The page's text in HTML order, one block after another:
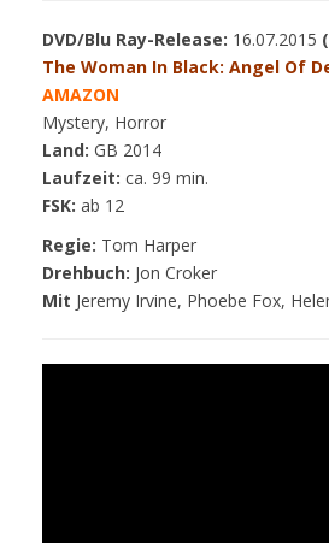
DVD/Blu Ray-Release: 16.07.2015
The Woman In Black: Angel Of
AMAZON
Mystery, Horror
Land: GB 2014
Laufzeit: ca. 99 min.
FSK: ab 12
Regie: Tom Harper
Drehbuch: Jon Croker
Mit Jeremy Irvine, Phoebe Fox,